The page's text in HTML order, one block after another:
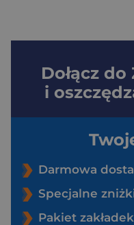
Dołącz do
i
Darmowa
Specjalne
Pakiet